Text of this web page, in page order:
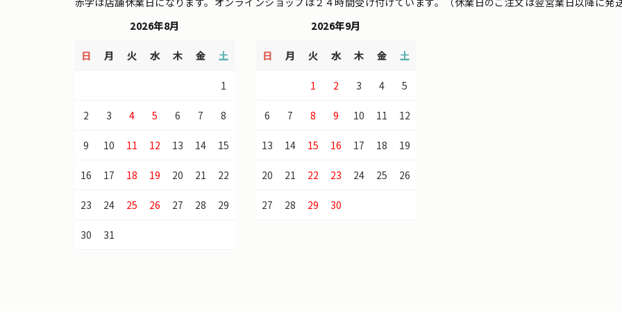
2026年8月
日 月 火 水 木 金 土
1
2 3 4 5 6 7 8
9 10 11 12 13 14 15
16 17 18 19 20 21 22
23 24 25 26 27 28 29
30 31
2026年9月
日 月 火 水 木 金 土
1 2 3 4 5
6 7 8 9 10 11 12
13 14 15 16 17 18 19
20 21 22 23 24 25 26
27 28 29 30